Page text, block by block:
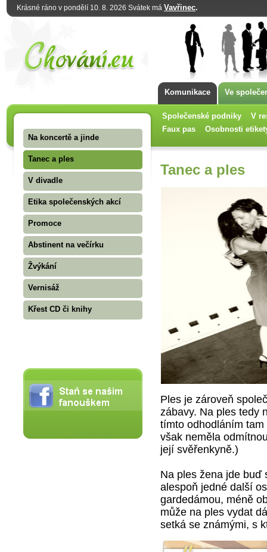
Krásné ráno v pondělí 10. 8. 2026 Svátek má Vavřinec.
Komunikace Ve
Společenské podniky
V
Faux pas
Osobnosti
Na koncertě a jinde
Tanec a ples
V divadle
Etika společenských akcí
Promoce
Abstinent na večírku
Žvýkání
Vernisáž
Křest CD či knihy
Tanec a ples
Ples je zároveň
zábavy. Na ples tedy
tímto odhodláním
však neměla
její svěřenkyně.)
Na ples žena jde buď
alespoň jedné další
gardedámou, méně
může na ples vydat
setká se známými, s